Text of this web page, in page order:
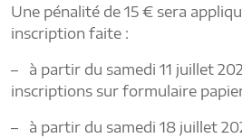
Une pénalité de 15 € sera
inscription faite :
– à partir du samedi 11 juillet
inscriptions sur formulaire
– à partir du samedi 18 juillet